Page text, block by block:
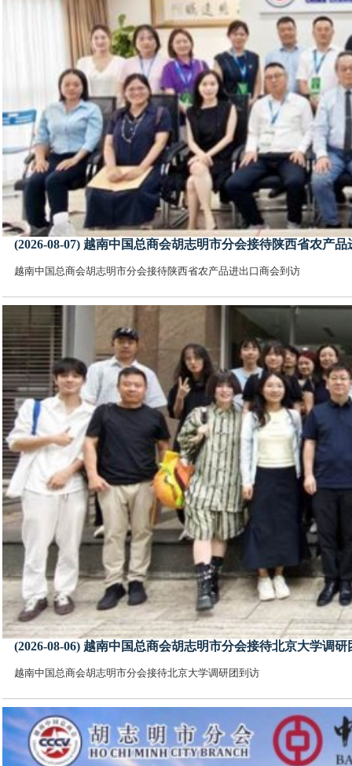
(2026-08-07) 越南中国总商会胡志明市分会接待陕西省农产
越南中国总商会胡志明市分会接待陕西省农产品进出口商会到访
(2026-08-06) 越南中国总商会胡志明市分会接待北京大学调研
越南中国总商会胡志明市分会接待北京大学调研团到访